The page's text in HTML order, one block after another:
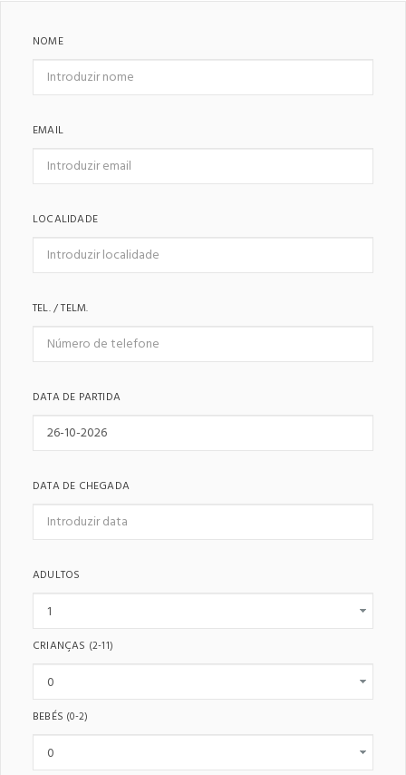
NOME
EMAIL
LOCALIDADE
TEL. / TELM.
DATA DE PARTIDA
DATA DE CHEGADA
ADULTOS
CRIANÇAS (2-11)
BEBÉS (0-2)